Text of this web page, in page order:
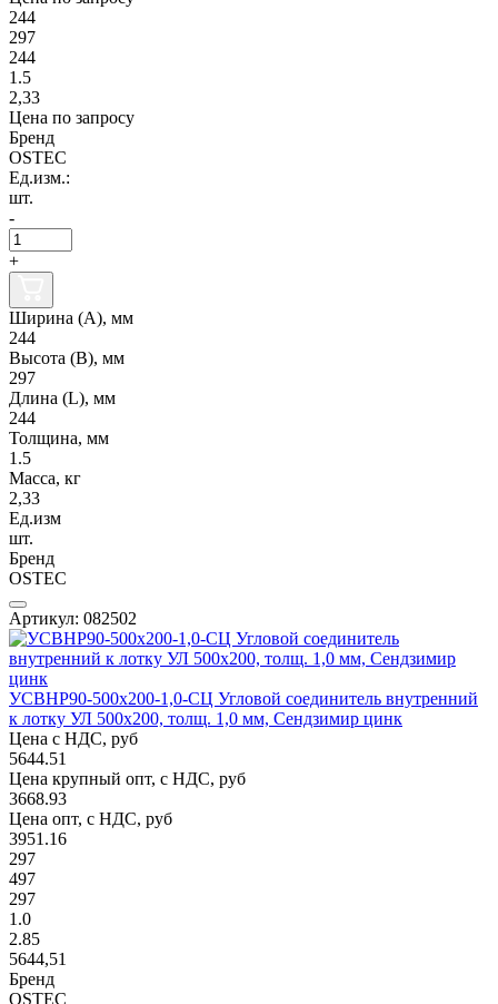
244
297
244
1.5
2,33
Цена по запросу
Бренд
OSTEC
Ед.изм.:
шт.
-
+
Ширина (А), мм
244
Высота (В), мм
297
Длина (L), мм
244
Толщина, мм
1.5
Масса, кг
2,33
Ед.изм
шт.
Бренд
OSTEC
Артикул: 082502
УСВНР90-500х200-1,0-СЦ Угловой соединитель внутренний
к лотку УЛ 500х200, толщ. 1,0 мм, Сендзимир цинк
Цена с НДС, руб
5644.51
Цена крупный опт, с НДС, руб
3668.93
Цена опт, с НДС, руб
3951.16
297
497
297
1.0
2.85
5644,51
Бренд
OSTEC